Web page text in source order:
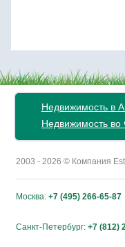
Недвижимость в
Недвижимость во
2003 - 2026 © Компания
Москва: +7 (495) 266-65-87
Санкт-Петербург: +7 (812)